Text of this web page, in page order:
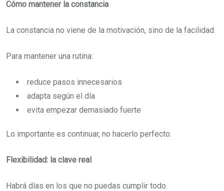
Cómo mantener la constancia
La constancia no viene de la motivación, sino de la facilidad.
Para mantener una rutina:
reduce pasos innecesarios
adapta según el día
evita empezar demasiado fuerte
Lo importante es continuar, no hacerlo perfecto.
Flexibilidad: la clave real
Habrá días en los que no puedas cumplir todo.